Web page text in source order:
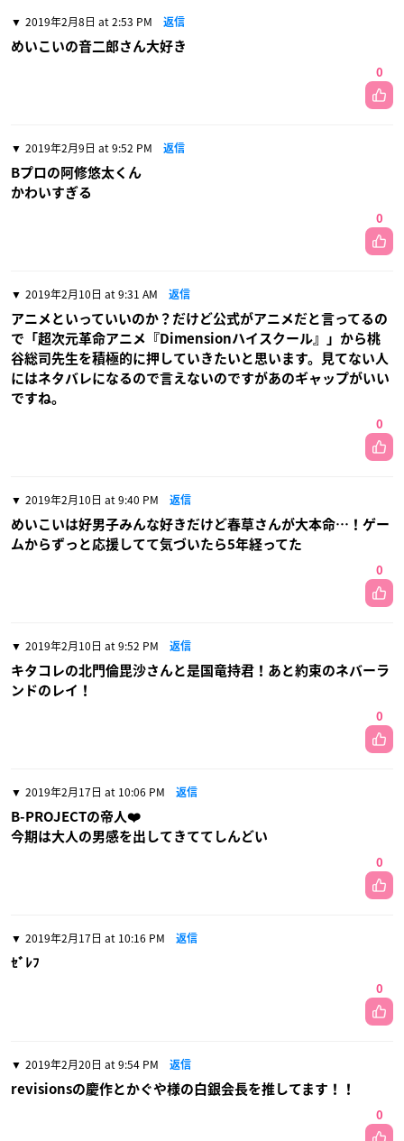
2019年2月8日 at 2:53 PM 返信
めいこいの音二郎さん大好き
0
2019年2月9日 at 9:52 PM 返信
Bプロの阿修悠太くん
かわいすぎる
0
2019年2月10日 at 9:31 AM 返信
アニメといっていいのか？だけど公式がアニメだと言ってるの
で「超次元革命アニメ『Dimensionハイスクール』」から桃
谷総司先生を積極的に押していきたいと思います。見てない人
にはネタバレになるので言えないのですがあのギャップがいい
ですね。
0
2019年2月10日 at 9:40 PM 返信
めいこいは好男子みんな好きだけど春草さんが大本命…！ゲー
ムからずっと応援してて気づいたら5年経ってた
0
2019年2月10日 at 9:52 PM 返信
キタコレの北門倫毘沙さんと是国竜持君！あと約束のネバーラ
ンドのレイ！
0
2019年2月17日 at 10:06 PM 返信
B-PROJECTの帝人❤️
今期は大人の男感を出してきててしんどい
0
2019年2月17日 at 10:16 PM 返信
ｾﾞﾚﾌ
0
2019年2月20日 at 9:54 PM 返信
revisionsの慶作とかぐや様の白銀会長を推してます！！
0